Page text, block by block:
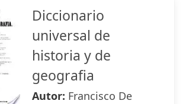
Diccionario
universal de
historia y de
geografia
Autor: Francisco De